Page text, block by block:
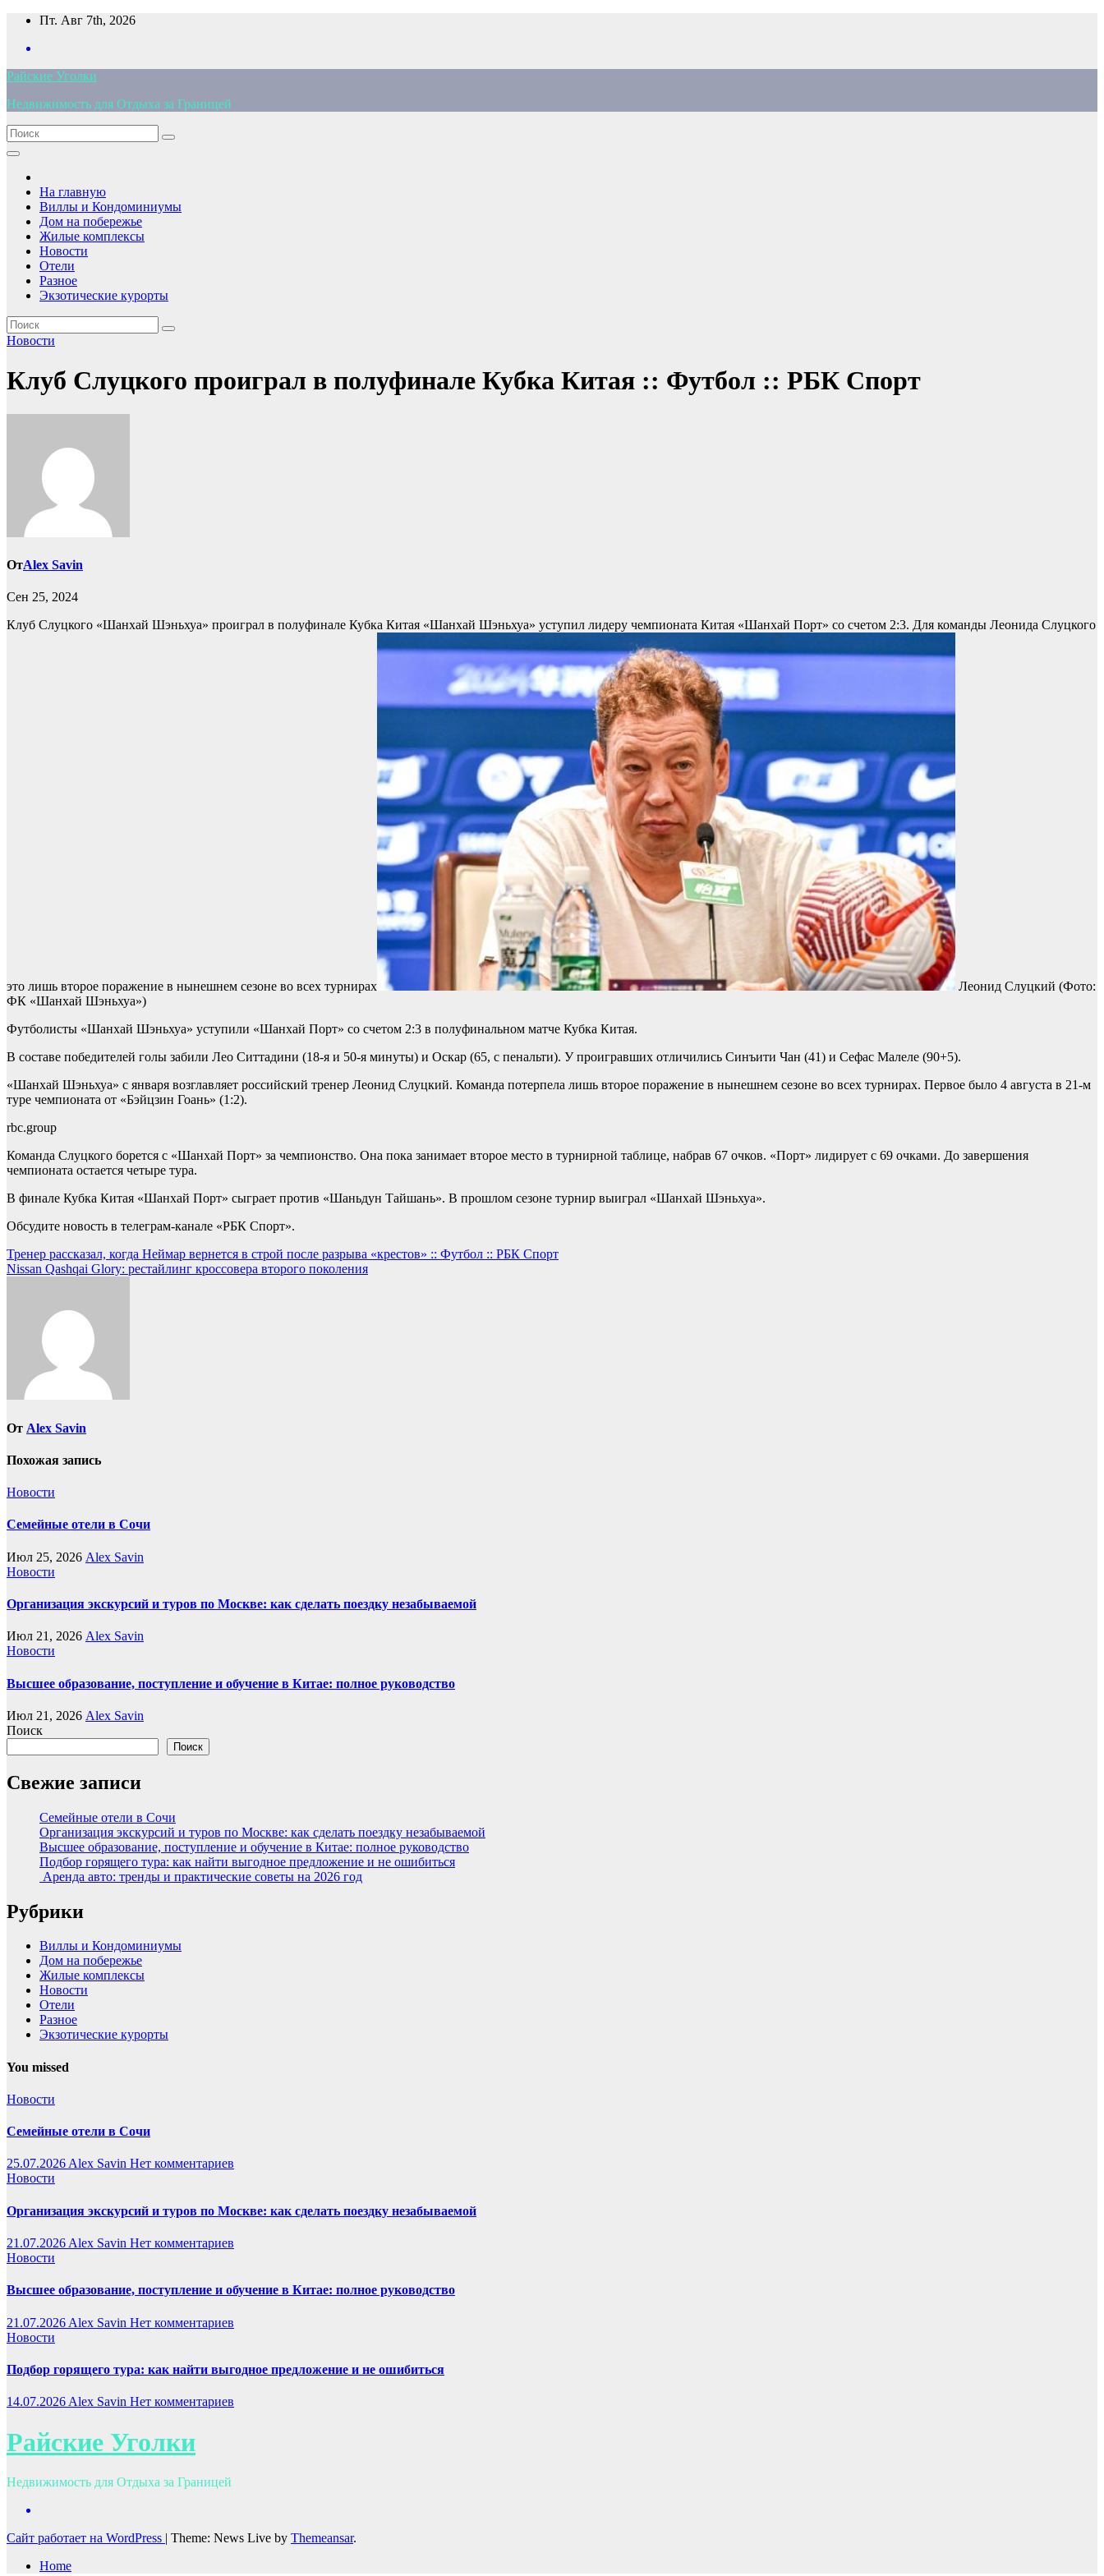
Перейти
содержимому
Пт. Авг 7th, 2026
Райские Уголки
Недвижимость для Отдыха за Границей
На главную
Виллы и Кондоминиумы
Дом на побережье
Жилые комплексы
Новости
Отели
Разное
Экзотические курорты
Новости
Клуб Слуцкого проиграл в полуфинале Кубка Китая :: Футбол :: РБК Спорт
ОтAlex Savin
Сен 25, 2024
Клуб Слуцкого «Шанхай Шэньхуа» проиграл в полуфинале Кубка Китая «Шанхай Шэньхуа» уступил лидеру чемпионата Китая «Шанхай Порт» со счетом 2:3. Для команды Леонида Слуцкого
это лишь второе поражение в нынешнем сезоне во всех турнирах Леонид Слуцкий (Фото:
ФК «Шанхай Шэньхуа»)
Футболисты «Шанхай Шэньхуа» уступили «Шанхай Порт» со счетом 2:3 в полуфинальном матче Кубка Китая.
В составе победителей голы забили Лео Ситтадини (18-я и 50-я минуты) и Оскар (65, с пенальти). У проигравших отличились Синъити Чан (41) и Сефас Малеле (90+5).
«Шанхай Шэньхуа» с января возглавляет российский тренер Леонид Слуцкий. Команда потерпела лишь второе поражение в нынешнем сезоне во всех турнирах. Первое было 4 августа в 21-м
туре чемпионата от «Бэйцзин Гоань» (1:2).
rbc.group
Команда Слуцкого борется с «Шанхай Порт» за чемпионство. Она пока занимает второе место в турнирной таблице, набрав 67 очков. «Порт» лидирует с 69 очками. До завершения
чемпионата остается четыре тура.
В финале Кубка Китая «Шанхай Порт» сыграет против «Шаньдун Тайшань». В прошлом сезоне турнир выиграл «Шанхай Шэньхуа».
Обсудите новость в телеграм-канале «РБК Спорт».
Навигация
по
Тренер рассказал, когда Неймар вернется в строй после разрыва «крестов» :: Футбол :: РБК Спорт
Nissan Qashqai Glory: рестайлинг кроссовера второго поколения
От Alex Savin
Похожая запись
Новости
Семейные отели в Сочи
Июл 25, 2026 Alex Savin
Новости
Организация экскурсий и туров по Москве: как сделать поездку незабываемой
Июл 21, 2026 Alex Savin
Новости
Высшее образование, поступление и обучение в Китае: полное руководство
Июл 21, 2026 Alex Savin
Поиск
Поиск
Свежие записи
Семейные отели в Сочи
Организация экскурсий и туров по Москве: как сделать поездку незабываемой
Высшее образование, поступление и обучение в Китае: полное руководство
Подбор горящего тура: как найти выгодное предложение и не ошибиться
Аренда авто: тренды и практические советы на 2026 год
Рубрики
Виллы и Кондоминиумы
Дом на побережье
Жилые комплексы
Новости
Отели
Разное
Экзотические курорты
You missed
Новости
Семейные отели в Сочи
25.07.2026Alex Savin Нет комментариев
Новости
Организация экскурсий и туров по Москве: как сделать поездку незабываемой
21.07.2026 Alex Savin Нет комментариев
Новости
Высшее образование, поступление и обучение в Китае: полное руководство
21.07.2026 Alex Savin Нет комментариев
Новости
Подбор горящего тура: как найти выгодное предложение и не ошибиться
14.07.2026 Alex Savin Нет комментариев
Райские Уголки
Недвижимость для Отдыха за Границей
Сайт работает на WordPress | Theme: News Live by Themeansar.
Home